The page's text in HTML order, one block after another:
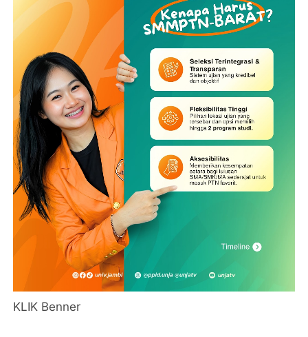
KLIK Benner